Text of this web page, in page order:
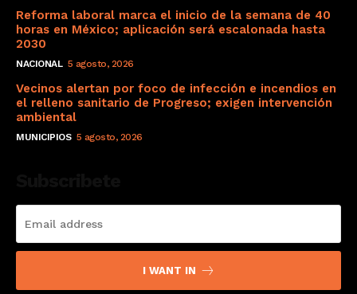
Reforma laboral marca el inicio de la semana de 40
horas en México; aplicación será escalonada hasta
2030
NACIONAL 5 agosto, 2026
Vecinos alertan por foco de infección e incendios en
el relleno sanitario de Progreso; exigen intervención
ambiental
MUNICIPIOS 5 agosto, 2026
I WANT IN